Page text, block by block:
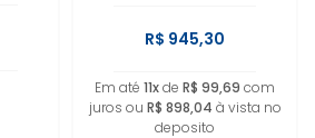
R$ 945,30
Em até 11xde R$ 99,69 com
juros ou R$ 898,04 à vista no
deposito